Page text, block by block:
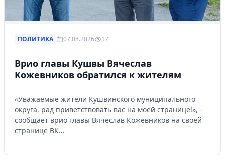
ПОЛИТИКА 07.08.2026 17
Врио главы Кушвы Вячеслав
Кожевников обратился к жителям
«Уважаемые жители Кушвинского муниципального
округа, рад приветствовать вас на моей странице!», -
сообщает врио главы Вячеслав Кожевников на своей
странице ВК…